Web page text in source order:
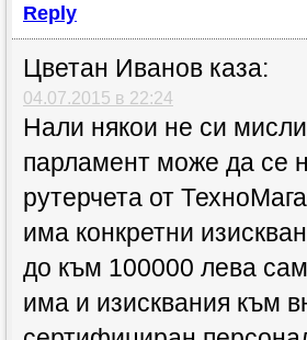
Reply
Цветан Иванов каза:
04.07.2015 в 22:24
Нали някои не си
парламент може да се
рутерчета от
има конкретни
до към 100000 лева
има и изисквания към